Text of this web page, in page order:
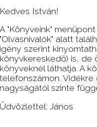
Kedves István!
A "Könyveink"
"Olvasnivalók" alatt
igény szerint
könyvkereskedő) is, de
könyveknél láthatja. A
telefonszámon.
nagyságától szinte
Üdvözlettel: János